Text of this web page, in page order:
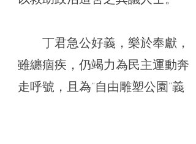
丁君急公好義，樂於奉獻，
雖纏痼疾，仍竭力為民主運動奔
走呼號，且為“自由雕塑公園”義